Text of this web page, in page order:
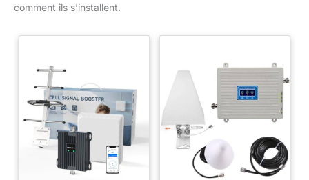
comment ils s’installent.